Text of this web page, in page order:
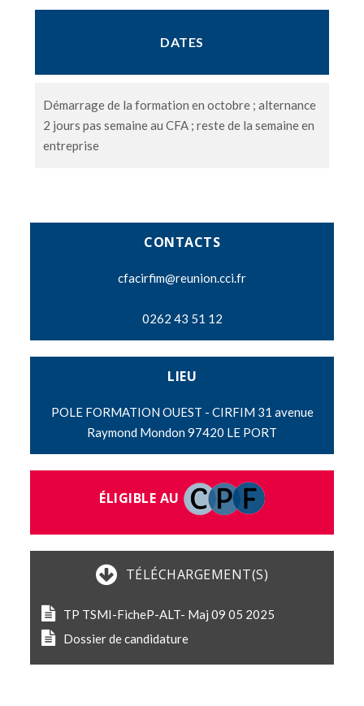
DATES
Démarrage de la formation en octobre ; alternance
2 jours pas semaine au CFA ; reste de la semaine en
entreprise
CONTACTS
cfacirfim@reunion.cci.fr
0262 43 51 12
LIEU
POLE FORMATION OUEST - CIRFIM 31 avenue
Raymond Mondon 97420 LE PORT
ÉLIGIBLE AU
TÉLÉCHARGEMENT(S)
TP TSMI-FicheP-ALT- Maj 09 05 2025
Dossier de candidature